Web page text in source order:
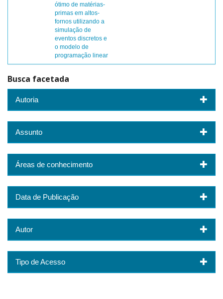
ótimo de matérias-
primas em altos-
fornos utilizando a
simulação de
eventos discretos e
o modelo de
programação linear
Busca facetada
Autoria
Assunto
Áreas de conhecimento
Data de Publicação
Autor
Tipo de Acesso